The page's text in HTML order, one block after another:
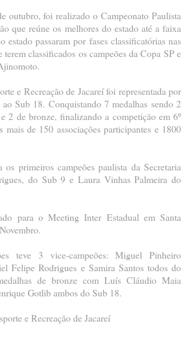
outubro, foi realizado o Campeonato Paulista
que reúne os melhores do estado até a faixa
estado passaram por fases classificatórias nas
terem classificados os campeões da Copa SP e
e Recreação de Jacareí foi representada por
Sub 18. Conquistando 7 medalhas sendo 2
2 de bronze, finalizando a competição em 6º
mais de 150 associações participantes e 1800
os primeiros campeões paulista da Secretaria
do Sub 9 e Laura Vinhas Palmeira do
para o Meeting Inter Estadual em Santa
teve 3 vice-campeões: Miguel Pinheiro
Felipe Rodrigues e Samira Santos todos do
de bronze com Luís Cláudio Maia
Gotlib ambos do Sub 18.
e Recreação de Jacareí